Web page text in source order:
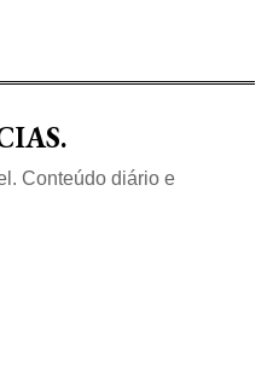
Conteúdo diário e